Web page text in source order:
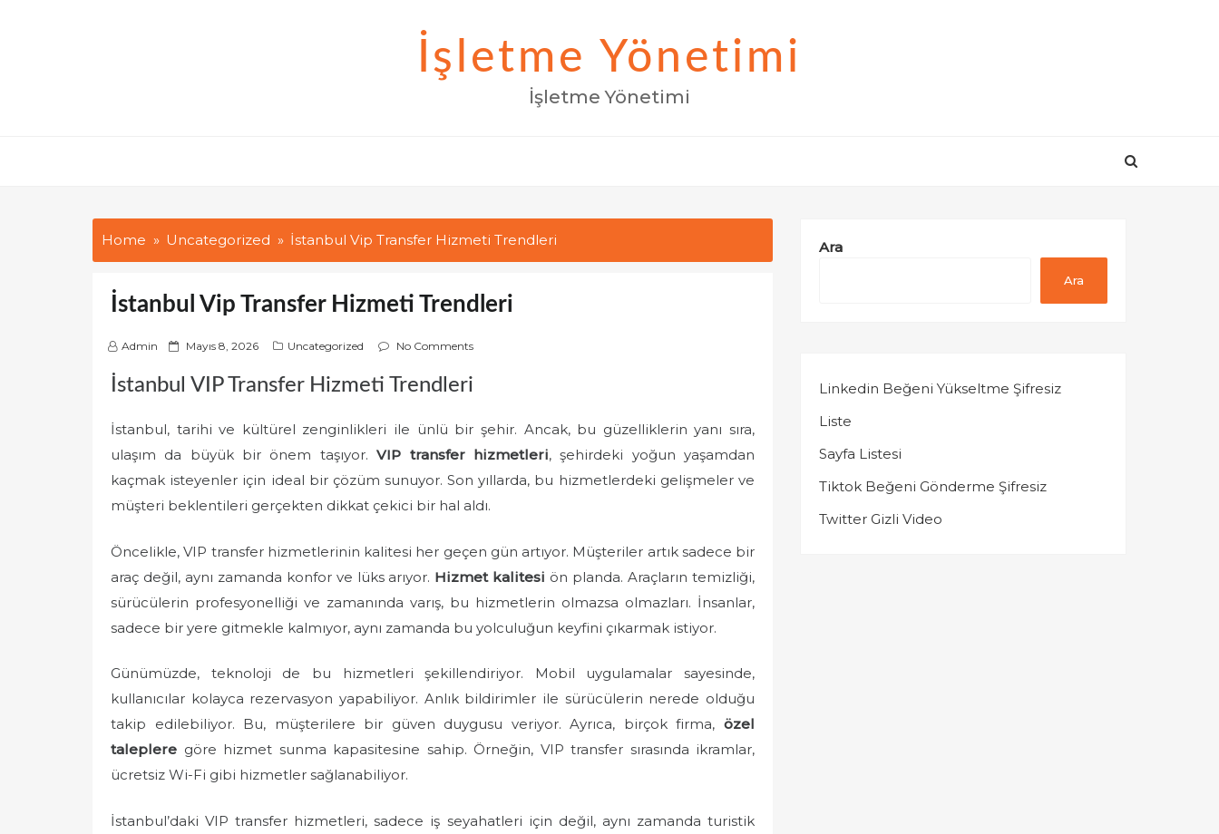
İşletme Yönetimi
İşletme Yönetimi
Home Uncategorized İstanbul Vip Transfer Hizmeti Trendleri
İstanbul Vip Transfer Hizmeti Trendleri
Admin
P
s
e
n
Mayıs 8, 2026 Uncategorized No Comments
İstanbul VIP Transfer Hizmeti Trendleri
İstanbul, tarihi ve kültürel zenginlikleri ile ünlü bir şehir. Ancak, bu güzelliklerin yanı sıra,
ulaşım da büyük bir önem taşıyor.VIP transfer hizmetleri, şehirdeki yoğun yaşamdan
kaçmak isteyenler için ideal bir çözüm sunuyor. Son yıllarda, bu hizmetlerdeki gelişmeler ve
müşteri beklentileri gerçekten dikkat çekici bir hal aldı.
Öncelikle, VIP transfer hizmetlerinin kalitesi her geçen gün artıyor. Müşteriler artık sadece bir
araç değil, aynı zamanda konfor ve lüks arıyor. Hizmet kalitesi ön planda. Araçların temizliği,
sürücülerin profesyonelliği ve zamanında varış, bu hizmetlerin olmazsa olmazları. İnsanlar,
sadece bir yere gitmekle kalmıyor, aynı zamanda bu yolculuğun keyfini çıkarmak istiyor.
Günümüzde, teknoloji de bu hizmetleri şekillendiriyor. Mobil uygulamalar sayesinde,
kullanıcılar kolayca rezervasyon yapabiliyor. Anlık bildirimler ile sürücülerin nerede olduğu
takip edilebiliyor. Bu, müşterilere bir güven duygusu veriyor. Ayrıca, birçok firma, özel
taleplere göre hizmet sunma kapasitesine sahip. Örneğin, VIP transfer sırasında ikramlar,
ücretsiz Wi-Fi gibi hizmetler sağlanabiliyor.
İstanbul’daki VIP transfer hizmetleri, sadece iş seyahatleri için değil, aynı zamanda turistik
Ara
Ara
Linkedin Beğeni Yükseltme Şifresiz
Liste
Sayfa Listesi
Tiktok Beğeni Gönderme Şifresiz
Twitter Gizli Video